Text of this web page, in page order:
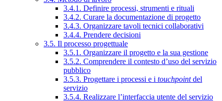
3.4.1. Definire processi, strumenti e rituali
3.4.2. Curare la documentazione di progetto
3.4.3. Organizzare tavoli tecnici collaborativi
3.4.4. Prendere decisioni
3.5. Il processo progettuale
3.5.1. Organizzare il progetto e la sua gestione
3.5.2. Comprendere il contesto d’uso del servizio
pubblico
3.5.3. Progettare i processi e i touchpointdel
servizio
3.5.4. Realizzare l’interfaccia utente del servizio